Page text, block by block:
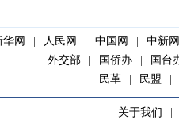
华网 人民网 中国网
中新网
外交部
国侨办
国台
民革
民盟
关于我们